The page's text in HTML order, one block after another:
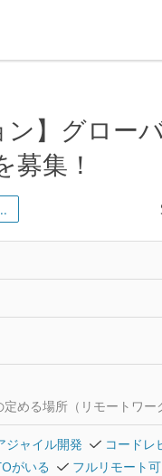
】グロー
集！
める場所（リモートワー
ジャイル開発
コードレ
がいる
フルリモート可